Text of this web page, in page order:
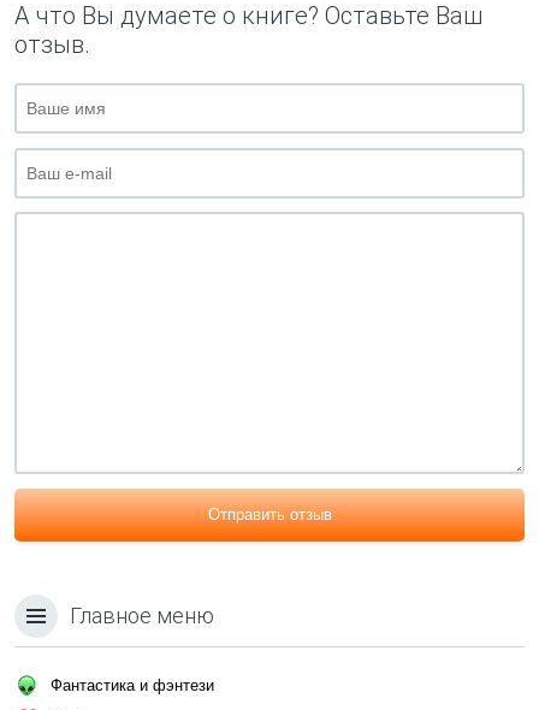
А что Вы думаете о книге? Оставьте Ваш
отзыв.
Отправить отзыв
Главное меню
Фантастика и фэнтези